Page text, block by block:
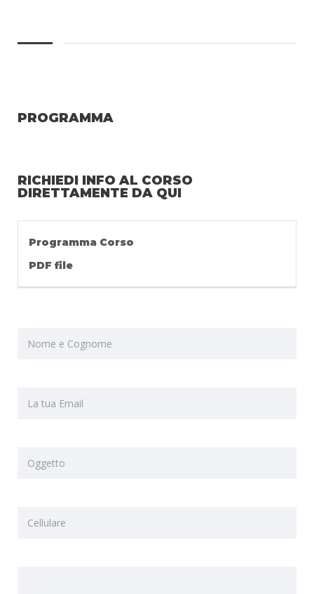
PROGRAMMA
RICHIEDI INFO AL CORSO
DIRETTAMENTE DA QUI
Programma Corso
PDF file